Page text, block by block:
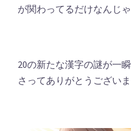
が関わってるだけなんじ
20の新たな漢字の謎が一
さってありがとうございま